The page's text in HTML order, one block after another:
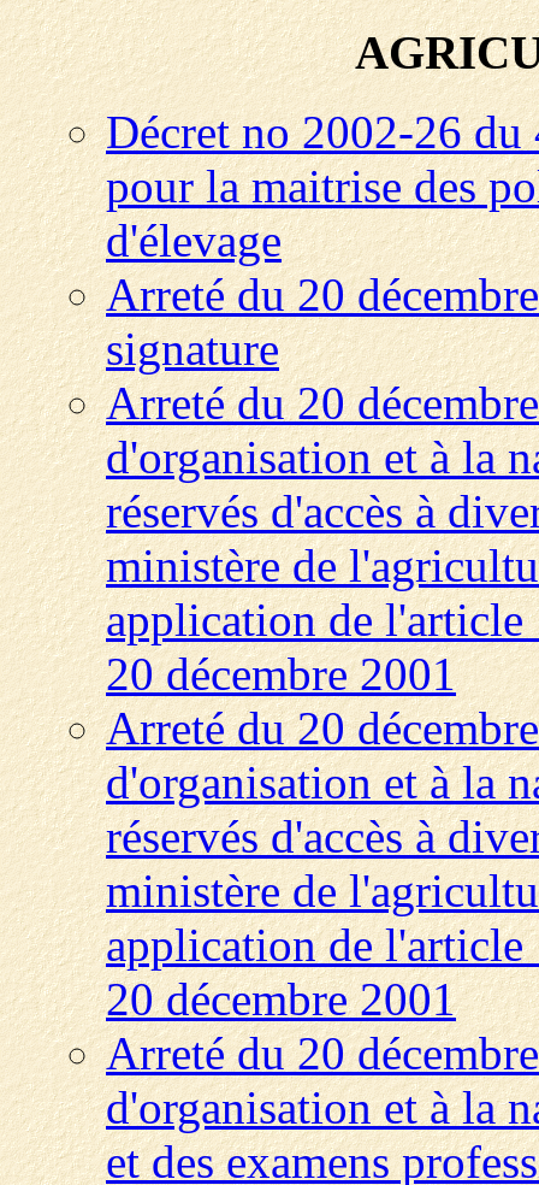
Décret no 2002-26
pour la maitrise des
d'élevage
Arreté du 20
signature
Arreté du 20
d'organisation et à la
réservés d'accès à
ministère de
application de l'article
20 décembre 2001
Arreté du 20
d'organisation et à la
réservés d'accès à
ministère de
application de l'article
20 décembre 2001
Arreté du 20
d'organisation et à la
et des examens